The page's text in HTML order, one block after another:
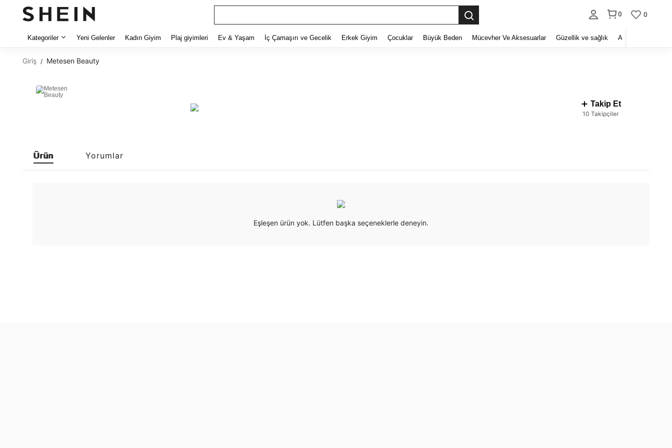
0 0
Kategoriler Yeni Gelenler Kadın Giyim Plaj giyimleri Ev & Yaşam İç Çamaşırı ve Gecelik Erkek Giyim Çocuklar Büyük Beden Mücevher Ve Aksesuarlar Güzellik ve sağlık Ayakkabı
Giriş / Metesen Beauty
Takip Et
10 Takipçiler
Ürün Yorumlar
Eşleşen ürün yok. Lütfen başka seçeneklerle deneyin.